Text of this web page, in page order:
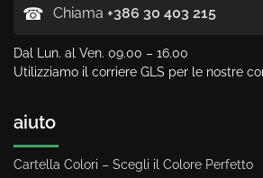
☎ Chiama +386 30 403 215
Dal Lun. al Ven. 09.00 – 16.00
Utilizziamo il corriere GLS per le nostre
aiuto
Cartella Colori – Scegli il Colore Perfetto